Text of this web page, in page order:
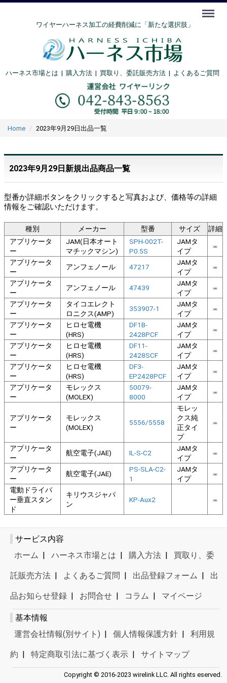
ワイヤーハーネス加工の経費削減に「新たな選択肢」
ハーネス市場とは | 購入方法| 買取り、委託販売方法 | よくあるご質問
Menu
Home 2023年9月29日出品一覧
2023年9月29日新規出品商品一覧
型番か詳細ボタンをクリックすると写真および、価格等の詳細
情報をご確認いただけます。
種別 メーカー 型番 サイズ
詳細
アプリケータ
ー
JAM(日本オート
マチックマシン)
SPH-002T-
P0.5S
JAMタ
イプ
アプリケータ
ー
アンフェノール 47217
JAMタ
イプ
アプリケータ
ー
アンフェノール 47439
JAMタ
イプ
アプリケータ
ー
タイコエレクト
ロニクス(AMP)
353907-1
JAMタ
イプ
アプリケータ
ー
ヒロセ電機
(HRS)
DF1B-
2428PCF
JAMタ
イプ
アプリケータ
ー
ヒロセ電機
(HRS)
DF11-
2428SCF
JAMタ
イプ
アプリケータ
ー
ヒロセ電機
(HRS)
DF3-
EP2428PCF
JAMタ
イプ
アプリケータ
ー
モレックス
(MOLEX)
50079-
8000
JAMタ
イプ
アプリケータ
ー
モレックス
(MOLEX)
5556/5558
モレッ
クス純
正タイ
プ
アプリケータ
ー
航空電子(JAE) IL-S-C2
JAMタ
イプ
アプリケータ
ー
航空電子(JAE)
PS-SLA-C2-
1
JAMタ
イプ
電動ドライバ
ー垂直スタン
ド
キリウスジャパ
ン
KP-Aux2
サービス内容
ホーム
ハーネス市場とは 購入方法 買取り、委
託販売方法 よくあるご質問 出品登録フォーム 出
品お知らせ登録 お問合せ コラム マイページ
基本情報
運営会社情報(別サイト)
個人情報保護方針 利用規
約 特定商取引法に基づく表示 サイトマップ
Copyright © 2016-2023 wirelink LLC. All rights eserved.